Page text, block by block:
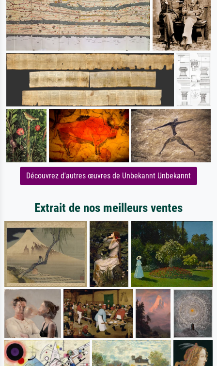
Découvrez d'autres œuvres de Unbekannt Unbekannt
Extrait de nos meilleurs ventes